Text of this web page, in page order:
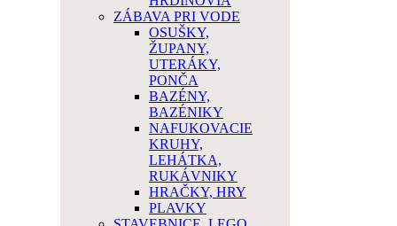
ZÁBAVA PRI VODE
OSUŠKY,
ŽUPANY,
UTERÁKY,
PONČA
BAZÉNY,
BAZÉNIKY
NAFUKOVACIE
KRUHY,
LEHÁTKA,
RUKÁVNIKY
HRAČKY, HRY
PLAVKY